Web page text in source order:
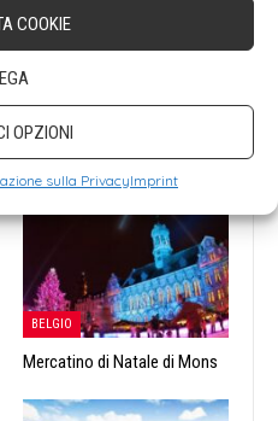
COOKIE
OPZIONI
sulla PrivacyImprint
BELGIO
Mercatino di Natale di Mons